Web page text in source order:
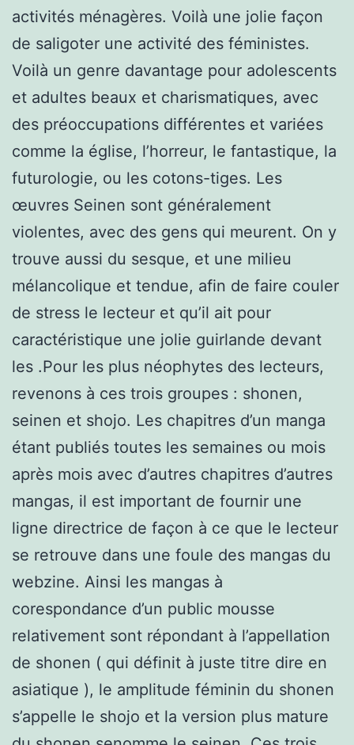
activités ménagères. Voilà une jolie façon
de saligoter une activité des féministes.
Voilà un genre davantage pour adolescents
et adultes beaux et charismatiques, avec
des préoccupations différentes et variées
comme la église, l’horreur, le fantastique, la
futurologie, ou les cotons-tiges. Les
œuvres Seinen sont généralement
violentes, avec des gens qui meurent. On y
trouve aussi du sesque, et une milieu
mélancolique et tendue, afin de faire couler
de stress le lecteur et qu’il ait pour
caractéristique une jolie guirlande devant
les .Pour les plus néophytes des lecteurs,
revenons à ces trois groupes : shonen,
seinen et shojo. Les chapitres d’un manga
étant publiés toutes les semaines ou mois
après mois avec d’autres chapitres d’autres
mangas, il est important de fournir une
ligne directrice de façon à ce que le lecteur
se retrouve dans une foule des mangas du
webzine. Ainsi les mangas à
corespondance d’un public mousse
relativement sont répondant à l’appellation
de shonen ( qui définit à juste titre dire en
asiatique ), le amplitude féminin du shonen
s’appelle le shojo et la version plus mature